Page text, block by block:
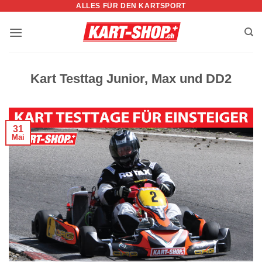
springen
ALLES FÜR DEN KARTSPORT
Kart Testtag Junior, Max und DD2
31
Mai